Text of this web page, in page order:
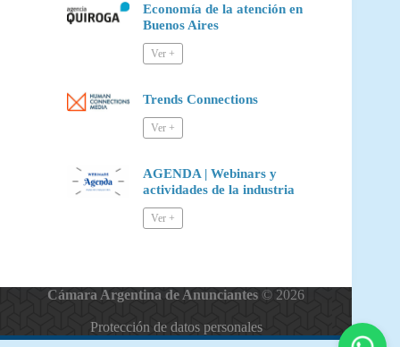
Economía de la atención en
Buenos Aires
Trends Connections
AGENDA | Webinars y
actividades de la industria
Cámara Argentina de Anunciantes © 2026
Protección de datos personales